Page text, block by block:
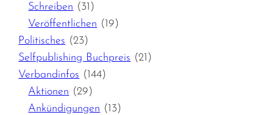
Schreiben (31)
Veröffentlichen (19)
Politisches (23)
Selfpublishing Buchpreis (21)
Verbandinfos (144)
Aktionen (29)
Ankündigungen (13)